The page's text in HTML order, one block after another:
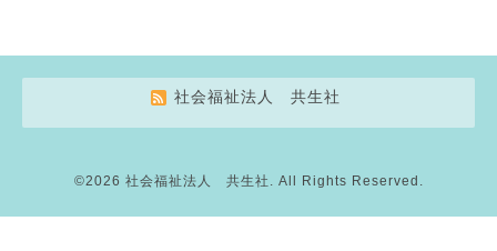
社会福祉法人 共生社
©2026 社会福祉法人 共生社 . All Rights Reserved.